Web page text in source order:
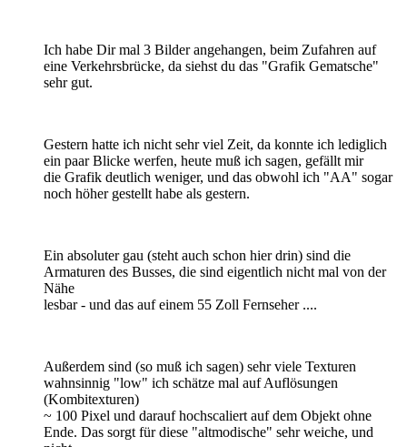
Ich habe Dir mal 3 Bilder angehangen, beim Zufahren auf
eine Verkehrsbrücke, da siehst du das "Grafik Gematsche"
sehr gut.
Gestern hatte ich nicht sehr viel Zeit, da konnte ich lediglich
ein paar Blicke werfen, heute muß ich sagen, gefällt mir
die Grafik deutlich weniger, und das obwohl ich "AA" sogar
noch höher gestellt habe als gestern.
Ein absoluter gau (steht auch schon hier drin) sind die
Armaturen des Busses, die sind eigentlich nicht mal von der
Nähe
lesbar - und das auf einem 55 Zoll Fernseher ....
Außerdem sind (so muß ich sagen) sehr viele Texturen
wahnsinnig "low" ich schätze mal auf Auflösungen
(Kombitexturen)
~ 100 Pixel und darauf hochscaliert auf dem Objekt ohne
Ende. Das sorgt für diese "altmodische" sehr weiche, und